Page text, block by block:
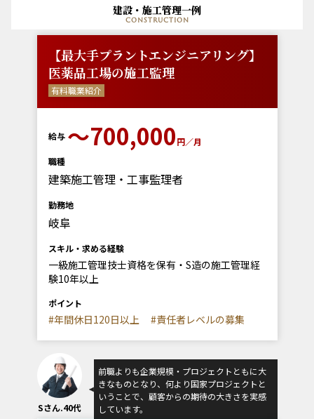
建設・施工管理一例
construction
【最大手プラントエンジニアリング】
医薬品工場の施工監理
有料職業紹介
給与 〜700,000円／月
職種
建築施工管理・工事監理者
勤務地
岐阜
スキル・求める経験
一級施工管理技士資格を保有・S造の施工管理経
験10年以上
ポイント
#年間休日120日以上 #責任者レベルの募集
Sさん.40代
前職よりも企業規模・プロジェクトともに大
きなものとなり、何より国家プロジェクトと
いうことで、顧客からの期待の大きさを実感
しています。